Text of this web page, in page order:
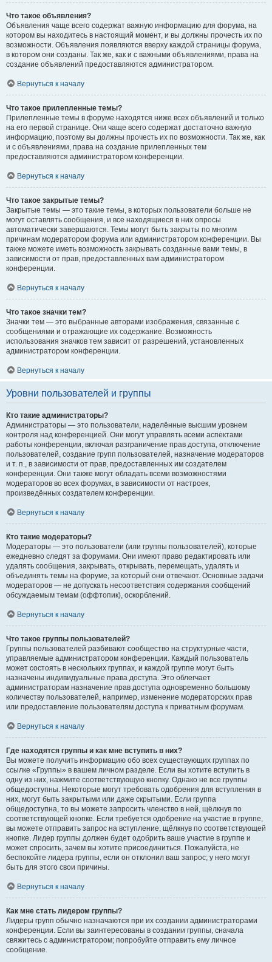
Что такое объявления?
Объявления чаще всего содержат важную информацию для форума, на
котором вы находитесь в настоящий момент, и вы должны прочесть их по
возможности. Объявления появляются вверху каждой страницы форума,
в котором они созданы. Так же, как и с важными объявлениями, права на
создание объявлений предоставляются администратором.
Вернуться к началу
Что такое прилепленные темы?
Прилепленные темы в форуме находятся ниже всех объявлений и только
на его первой странице. Они чаще всего содержат достаточно важную
информацию, поэтому вы должны прочесть их по возможности. Так же, как
и с объявлениями, права на создание прилепленных тем
предоставляются администратором конференции.
Вернуться к началу
Что такое закрытые темы?
Закрытые темы — это такие темы, в которых пользователи больше не
могут оставлять сообщения, и все находящиеся в них опросы
автоматически завершаются. Темы могут быть закрыты по многим
причинам модератором форума или администратором конференции. Вы
также можете иметь возможность закрывать созданные вами темы, в
зависимости от прав, предоставленных вам администратором
конференции.
Вернуться к началу
Что такое значки тем?
Значки тем — это выбранные авторами изображения, связанные с
сообщениями и отражающие их содержание. Возможность
использования значков тем зависит от разрешений, установленных
администратором конференции.
Вернуться к началу
Уровни пользователей и группы
Кто такие администраторы?
Администраторы — это пользователи, наделённые высшим уровнем
контроля над конференцией. Они могут управлять всеми аспектами
работы конференции, включая разграничение прав доступа, отключение
пользователей, создание групп пользователей, назначение модераторов
и т. п., в зависимости от прав, предоставленных им создателем
конференции. Они также могут обладать всеми возможностями
модераторов во всех форумах, в зависимости от настроек,
произведённых создателем конференции.
Вернуться к началу
Кто такие модераторы?
Модераторы — это пользователи (или группы пользователей), которые
ежедневно следят за форумами. Они имеют право редактировать или
удалять сообщения, закрывать, открывать, перемещать, удалять и
объединять темы на форуме, за который они отвечают. Основные задачи
модераторов — не допускать несоответствия содержания сообщений
обсуждаемым темам (оффтопик), оскорблений.
Вернуться к началу
Что такое группы пользователей?
Группы пользователей разбивают сообщество на структурные части,
управляемые администратором конференции. Каждый пользователь
может состоять в нескольких группах, и каждой группе могут быть
назначены индивидуальные права доступа. Это облегчает
администраторам назначение прав доступа одновременно большому
количеству пользователей, например, изменение модераторских прав
или предоставление пользователям доступа к приватным форумам.
Вернуться к началу
Где находятся группы и как мне вступить в них?
Вы можете получить информацию обо всех существующих группах по
ссылке «Группы» в вашем личном разделе. Если вы хотите вступить в
одну из них, нажмите соответствующую кнопку. Однако не все группы
общедоступны. Некоторые могут требовать одобрения для вступления в
них, могут быть закрытыми или даже скрытыми. Если группа
общедоступна, то вы можете запросить членство в ней, щёлкнув по
соответствующей кнопке. Если требуется одобрение на участие в группе,
вы можете отправить запрос на вступление, щёлкнув по соответствующей
кнопке. Лидер группы должен будет одобрить ваше участие в группе и
может спросить, зачем вы хотите присоединиться. Пожалуйста, не
беспокойте лидера группы, если он отклонил ваш запрос; у него могут
быть для этого свои причины.
Вернуться к началу
Как мне стать лидером группы?
Лидеры групп обычно назначаются при их создании администраторами
конференции. Если вы заинтересованы в создании группы, сначала
свяжитесь с администратором; попробуйте отправить ему личное
сообщение.